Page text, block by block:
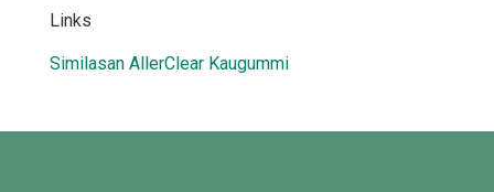
Links
Similasan AllerClear Kaugummi